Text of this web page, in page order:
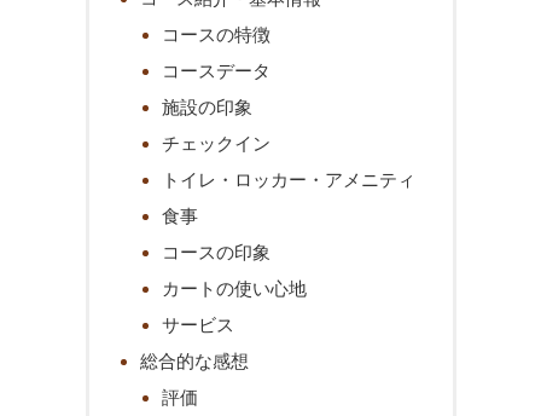
コースの特徴
コースデータ
施設の印象
チェックイン
トイレ・ロッカー・アメニティ
食事
コースの印象
カートの使い心地
サービス
総合的な感想
評価